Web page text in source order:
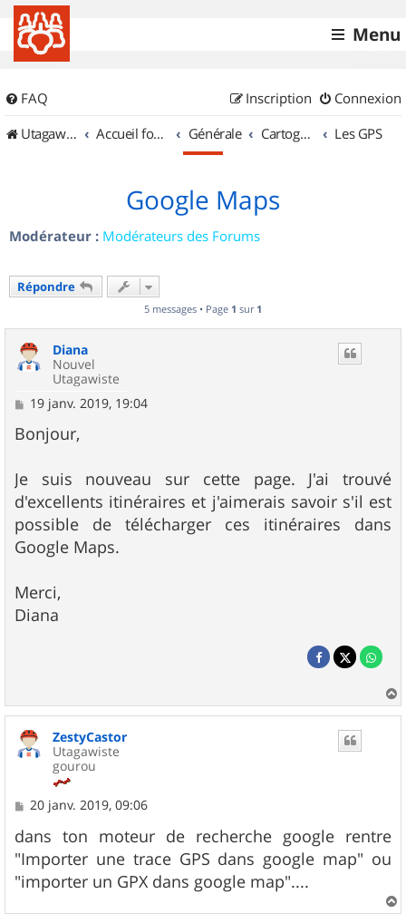
Menu
FAQ Connexion
Inscription
UtagawaVTT (Randos VTT et VTTAE avec traces GPS)
Accueil forum Générale Cartographie et GPS Les GPS
Google Maps
Modérateur : Modérateurs des Forums
Répondre
5 messages • Page 1 sur 1
Diana
Nouvel
Utagawiste
M
s
s
g
e
19 janv. 2019, 19:04
Bonjour,
Je suis nouveau sur cette page. J'ai trouvé
d'excellents itinéraires et j'aimerais savoir s'il est
possible de télécharger ces itinéraires dans
Google Maps.
Merci,
Diana
a
ZestyCastor
Utagawiste
gourou
M
s
s
a
g
e
20 janv. 2019, 09:06
dans ton moteur de recherche google rentre
"Importer une trace GPS dans google map" ou
"importer un GPX dans google map"....
a